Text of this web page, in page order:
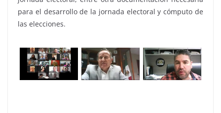
para el desarrollo de la jornada electoral y cómputo de
las elecciones.